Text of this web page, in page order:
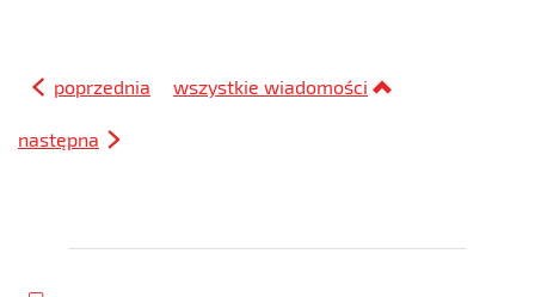
poprzednia wszystkie wiadomości
następna